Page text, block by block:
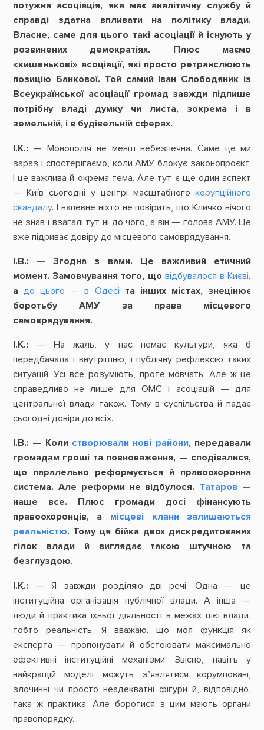
потужна асоціація, яка має аналітичну службу й
справді здатна впливати на політику влади.
Власне, саме для цього такі асоціації й існують у
розвинених демократіях. Плюс маємо
«кишенькові» асоціації, які просто ретранслюють
позицію Банкової. Той самий Іван Слободяник із
Всеукраїнської асоціації громад завжди підпише
потрібну владі думку чи листа, зокрема і в
земельній, і в будівельній сферах.
І.К.: — Монополія не менш небезпечна. Саме це ми
зараз і спостерігаємо, коли АМУ блокує законопроєкт.
І це важлива й окрема тема. Але тут є ще один аспект
— Київ сьогодні у центрі масштабногокорупційного
скандалу. І напевне ніхто не повірить, що Кличко нічого
не знав і взагалі тут ні до чого, а він — голова АМУ. Це
вже підриває довіру до місцевого самоврядування.
І.В.: — Згодна з вами. Це важливий
етичний
момент. Замовчування того, що відбувалося в Києві,
а до цього — в Одесі та інших містах, знецінює
боротьбу
АМУ за права
місцевого
самоврядування.
І.К.: — На жаль, у нас немає культури, яка б
передбачала і внутрішню, і публічну рефлексію таких
ситуацій. Усі все розуміють, проте мовчать. Але ж це
справедливо не лише для ОМС і асоціацій — для
центральної влади також. Тому в суспільства й падає
сьогодні довіра до всіх.
І.В.: — Коли створювали нові райони, передавали
громадам гроші та повноваження, — сподівалися,
що паралельно реформується й правоохоронна
система. Але реформи не відбулося. Татаров —
наше все. Плюс громади досі фінансують
правоохоронців, а місцеві клани залишаються
реальністю. Тому ця бійка двох дискредитованих
гілок влади й виглядає такою штучною та
безглуздою.
І.К.: — Я завжди розділяю дві речі. Одна — це
інституційна організація публічної влади. А інша —
люди й практика їхньої діяльності в межах цієї влади,
тобто реальність. Я вважаю, що моя функція як
експерта — пропонувати й обстоювати максимально
ефективні інституційні механізми. Звісно, навіть у
найкращій моделі можуть з’являтися корумповані,
злочинні чи просто неадекватні фігури й, відповідно,
така ж практика. Але боротися з цим мають органи
правопорядку.